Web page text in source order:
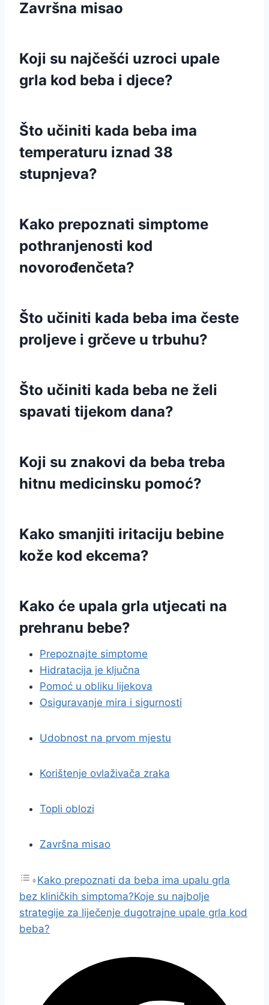
Završna misao
Koji su najčešći uzroci upale
grla kod beba i djece?
Što učiniti kada beba ima
temperaturu iznad 38
stupnjeva?
Kako prepoznati simptome
pothranjenosti kod
novorođenčeta?
Što učiniti kada beba ima česte
proljeve i grčeve u trbuhu?
Što učiniti kada beba ne želi
spavati tijekom dana?
Koji su znakovi da beba treba
hitnu medicinsku pomoć?
Kako smanjiti iritaciju bebine
kože kod ekcema?
Kako će upala grla utjecati na
prehranu bebe?
Prepoznajte simptome
Hidratacija je ključna
Pomoć u obliku lijekova
Osiguravanje mira i sigurnosti
Udobnost na prvom mjestu
Korištenje ovlaživača zraka
Topli oblozi
Završna misao
Kako prepoznati da beba ima upalu grla
bez kliničkih simptoma?Koje su najbolje
strategije za liječenje dugotrajne upale grla kod
beba?